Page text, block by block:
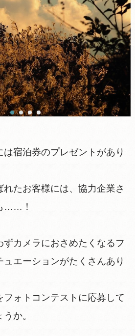
は宿泊券のプレゼントがあり
れたお客様には、協力企業さ
……！
カメラにおさめたくなるフ
ュエーションがたくさんあり
フォトコンテストに応募して
か。